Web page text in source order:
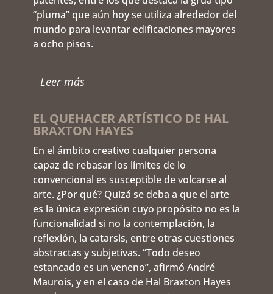
“pluma” que aún hoy se utiliza alrededor del
mundo para levantar edificaciones mayores
a ocho pisos.
Leer más
EL QUEHACER ARTÍSTICO DE HAL
BRAXTON HAYES
En el ámbito creativo cualquier persona
capaz de rebasar los límites de lo
convencional es susceptible de volcarse al
arte. ¿Por qué? Quizá se deba a que el arte
es la única expresión cuyo propósito no es la
funcionalidad si no la contemplación, la
reflexión, la catarsis, entre otras cuestiones
abstractas y subjetivas. “Todo deseo
estancado es un veneno”, afirmó André
Maurois, y en el caso de Hal Braxton Hayes